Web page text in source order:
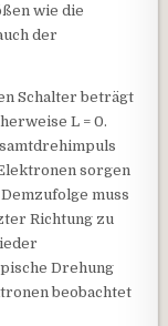
wie die
der
Schalter beträgt
L = 0.
sorgen
muss
Richtung zu
Drehung
beobachtet